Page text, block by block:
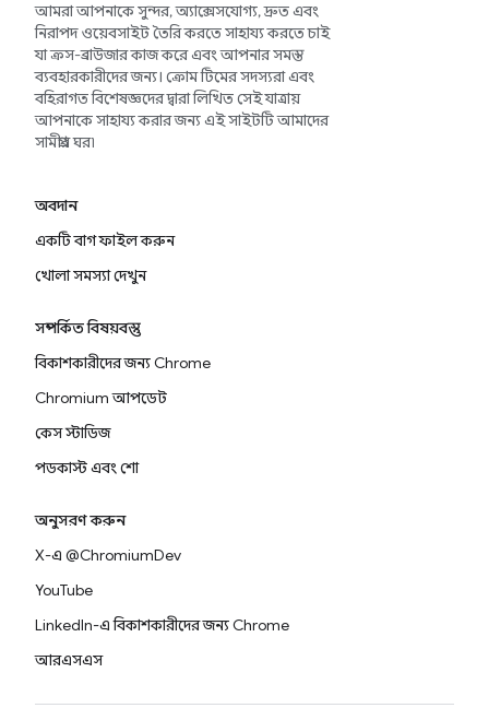
আমরা আপনাকে সুন্দর, অ্যাক্সেসযোগ্য, দ্রুত এবং
নিরাপদ ওয়েবসাইট তৈরি করতে সাহায্য করতে চাই
যা ক্রস-ব্রাউজার কাজ করে এবং আপনার সমস্ত
ব্যবহারকারীদের জন্য। ক্রোম টিমের সদস্যরা এবং
বহিরাগত বিশেষজ্ঞদের দ্বারা লিখিত সেই যাত্রায়
আপনাকে সাহায্য করার জন্য এই সাইটটি আমাদের
সামগ্রীর ঘর৷
অবদান
একটি বাগ ফাইল করুন
খোলা সমস্যা দেখুন
সম্পর্কিত বিষয়বস্তু
বিকাশকারীদের জন্য Chrome
Chromium আপডেট
কেস স্টাডিজ
পডকাস্ট এবং শো
অনুসরণ করুন
X-এ @ChromiumDev
YouTube
LinkedIn-এ বিকাশকারীদের জন্য Chrome
আরএসএস